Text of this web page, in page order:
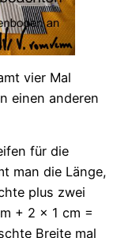
vier Mal
einen anderen
für die
man die Länge,
plus zwei
+ 2 x 1 cm =
Breite mal